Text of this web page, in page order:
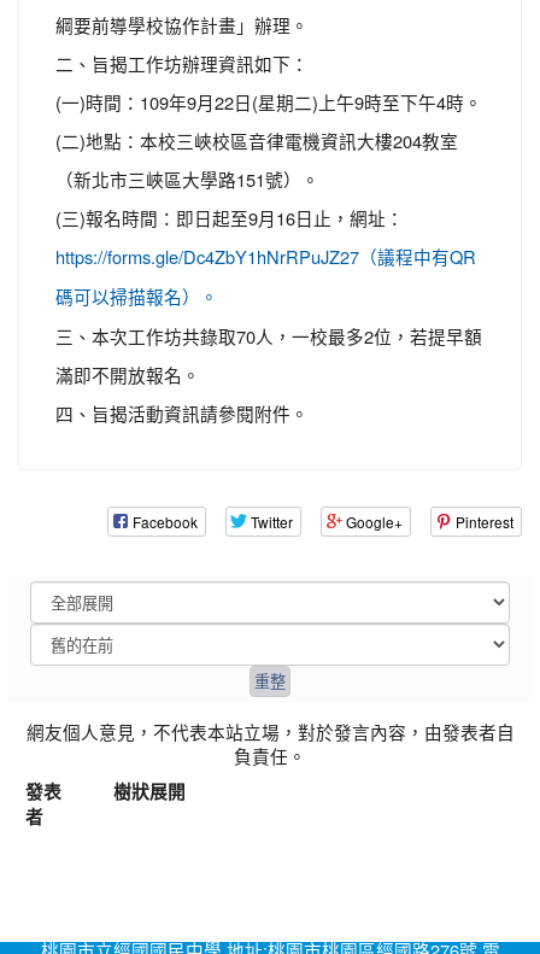
綱要前導學校協作計畫」辦理。
二、旨揭工作坊辦理資訊如下：
(一)時間：109年9月22日(星期二)上午9時至下午4時。
(二)地點：本校三峽校區音律電機資訊大樓204教室
（新北市三峽區大學路151號）。
(三)報名時間：即日起至9月16日止，網址：
https://forms.gle/Dc4ZbY1hNrRPuJZ27（議程中有QR
碼可以掃描報名）。
三、本次工作坊共錄取70人，一校最多2位，若提早額
滿即不開放報名。
四、旨揭活動資訊請參閱附件。
Facebook Twitter Google+ Pinterest
網友個人意見，不代表本站立場，對於發言內容，由發表者自
負責任。
發表
者
樹狀展開